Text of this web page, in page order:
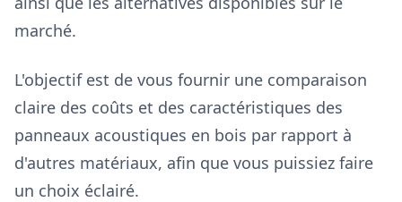
marché.
L'objectif est de vous fournir une comparaison
claire des coûts et des caractéristiques des
panneaux acoustiques en bois par rapport à
d'autres matériaux, afin que vous puissiez faire
un choix éclairé.